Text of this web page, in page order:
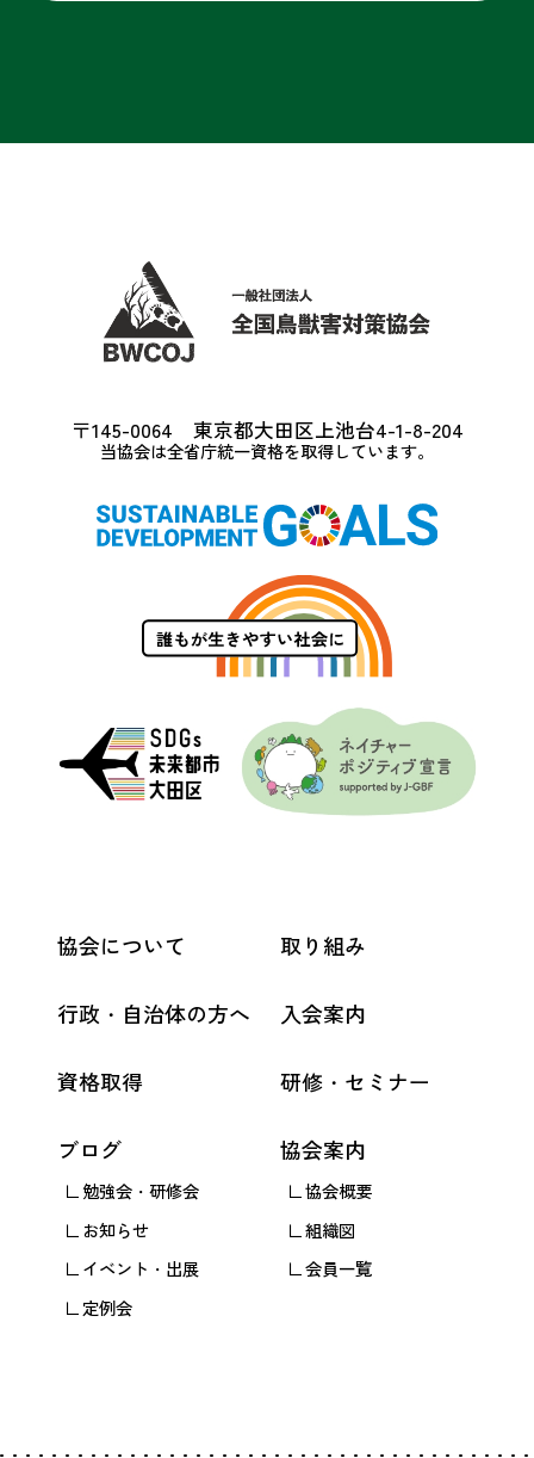
〒145-0064 東京都大田区上池台4-1-8-204
当協会は全省庁統一資格を取得しています。
協会について
行政・自治体の方へ
資格取得
ブログ
勉強会・研修会
お知らせ
イベント・出展
定例会
取り組み
入会案内
研修・セミナー
協会案内
協会概要
組織図
会員一覧